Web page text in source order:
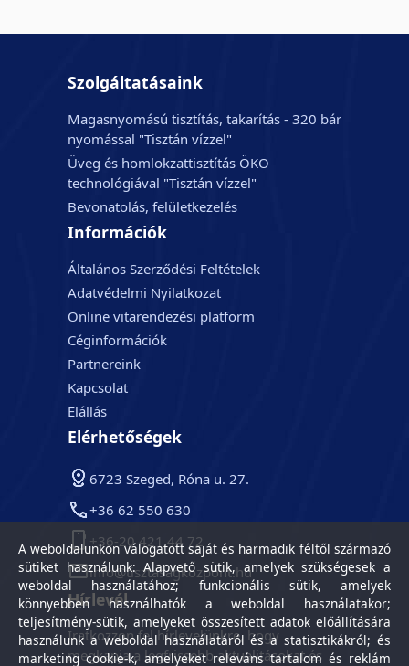
Szolgáltatásaink
Magasnyomású tisztítás, takarítás - 320 bár
nyomással "Tisztán vízzel"
Üveg és homlokzattisztítás ÖKO
technológiával "Tisztán vízzel"
Bevonatolás, felületkezelés
Információk
Általános Szerződési Feltételek
Adatvédelmi Nyilatkozat
Online vitarendezési platform
Céginformációk
Partnereink
Kapcsolat
Elállás
Elérhetőségek
6723 Szeged, Róna u. 27.
+36 62 550 630
+36-20 421 44 72
info@tisztasagkozpont.hu
Hírlevél
Iratkozzon fel hírlevelünkre, hogy
megkapja a legfrissebb aktualitásokat és
A weboldalunkon válogatott saját és harmadik féltől származó
sütiket használunk: Alapvető sütik, amelyek szükségesek a
weboldal használatához; funkcionális sütik, amelyek
könnyebben használhatók a weboldal használatakor;
teljesítmény-sütik, amelyeket összesített adatok előállítására
használunk a weboldal használatáról és a statisztikákról; és
marketing cookie-k, amelyeket releváns tartalom és reklám